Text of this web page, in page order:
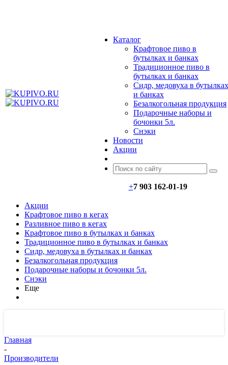
Каталог
Крафтовое пиво в
бутылках и банках
Традиционное пиво в
бутылках и банках
Сидр, медовуха в бутылках
и банках
Безалкогольная продукция
Подарочные наборы и
бочонки 5л.
Снэки
Новости
Акции
+7 903 162-01-19
Акции
Крафтовое пиво в кегах
Разливное пиво в кегах
Крафтовое пиво в бутылках и банках
Традиционное пиво в бутылках и банках
Сидр, медовуха в бутылках и банках
Безалкогольная продукция
Подарочные наборы и бочонки 5л.
Снэки
Еще
Главная
-
Производители